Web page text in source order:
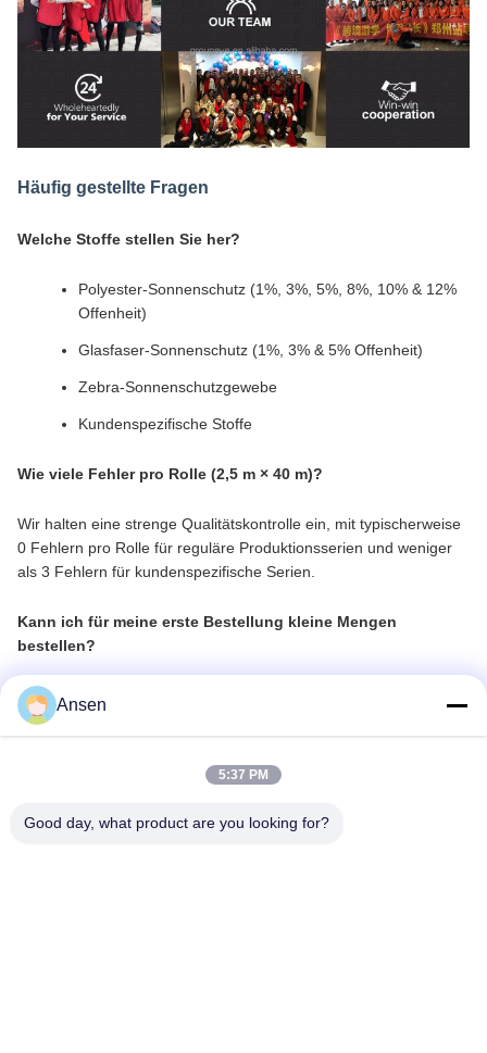
Häufig gestellte Fragen
Welche Stoffe stellen Sie her?
Polyester-Sonnenschutz (1%, 3%, 5%, 8%, 10% & 12%
Offenheit)
Glasfaser-Sonnenschutz (1%, 3% & 5% Offenheit)
Zebra-Sonnenschutzgewebe
Kundenspezifische Stoffe
Wie viele Fehler pro Rolle (2,5 m × 40 m)?
Wir halten eine strenge Qualitätskontrolle ein, mit typischerweise
0 Fehlern pro Rolle für reguläre Produktionsserien und weniger
als 3 Fehlern für kundenspezifische Serien.
Kann ich für meine erste Bestellung kleine Mengen
bestellen?
Ja, wir bieten flexible Zusammenarbeit an. Für Testbestellungen
können Sie mehrere Rollen aus Lagerartikeln oder 1000 m pro
Ansen
5:37 PM
Good day, what product are you looking for?